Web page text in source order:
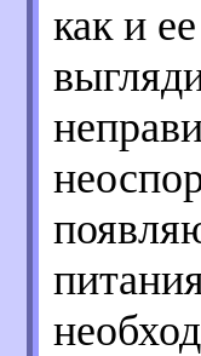
как и